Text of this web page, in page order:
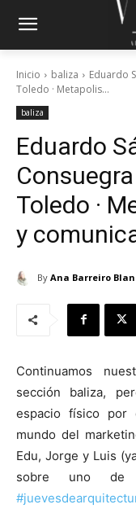
Inicio baliza
Eduardo
Toledo · Metapolis...
baliza
Eduardo
Toledo ·
y
By Ana Barreiro
Continuamos
sección baliza,
espacio físico por
mundo del
Edu, Jorge y Luis
sobre uno de